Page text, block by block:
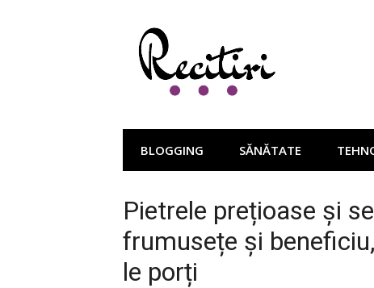
BLOGGING SĂNĂTATE
Pietrele prețioase și
frumusețe și
le porți